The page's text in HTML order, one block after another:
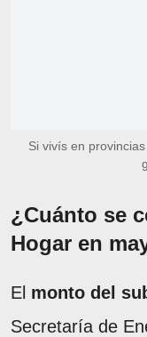
Si vivís en
¿Cuánto se
Hogar en
El monto del
Secretaría de